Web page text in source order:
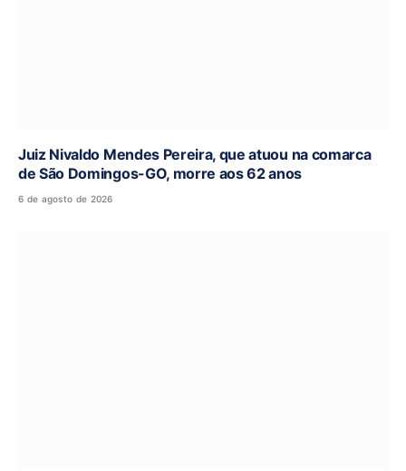
Juiz Nivaldo Mendes Pereira, que atuou na comarca
de São Domingos-GO, morre aos 62 anos
6 de agosto de 2026